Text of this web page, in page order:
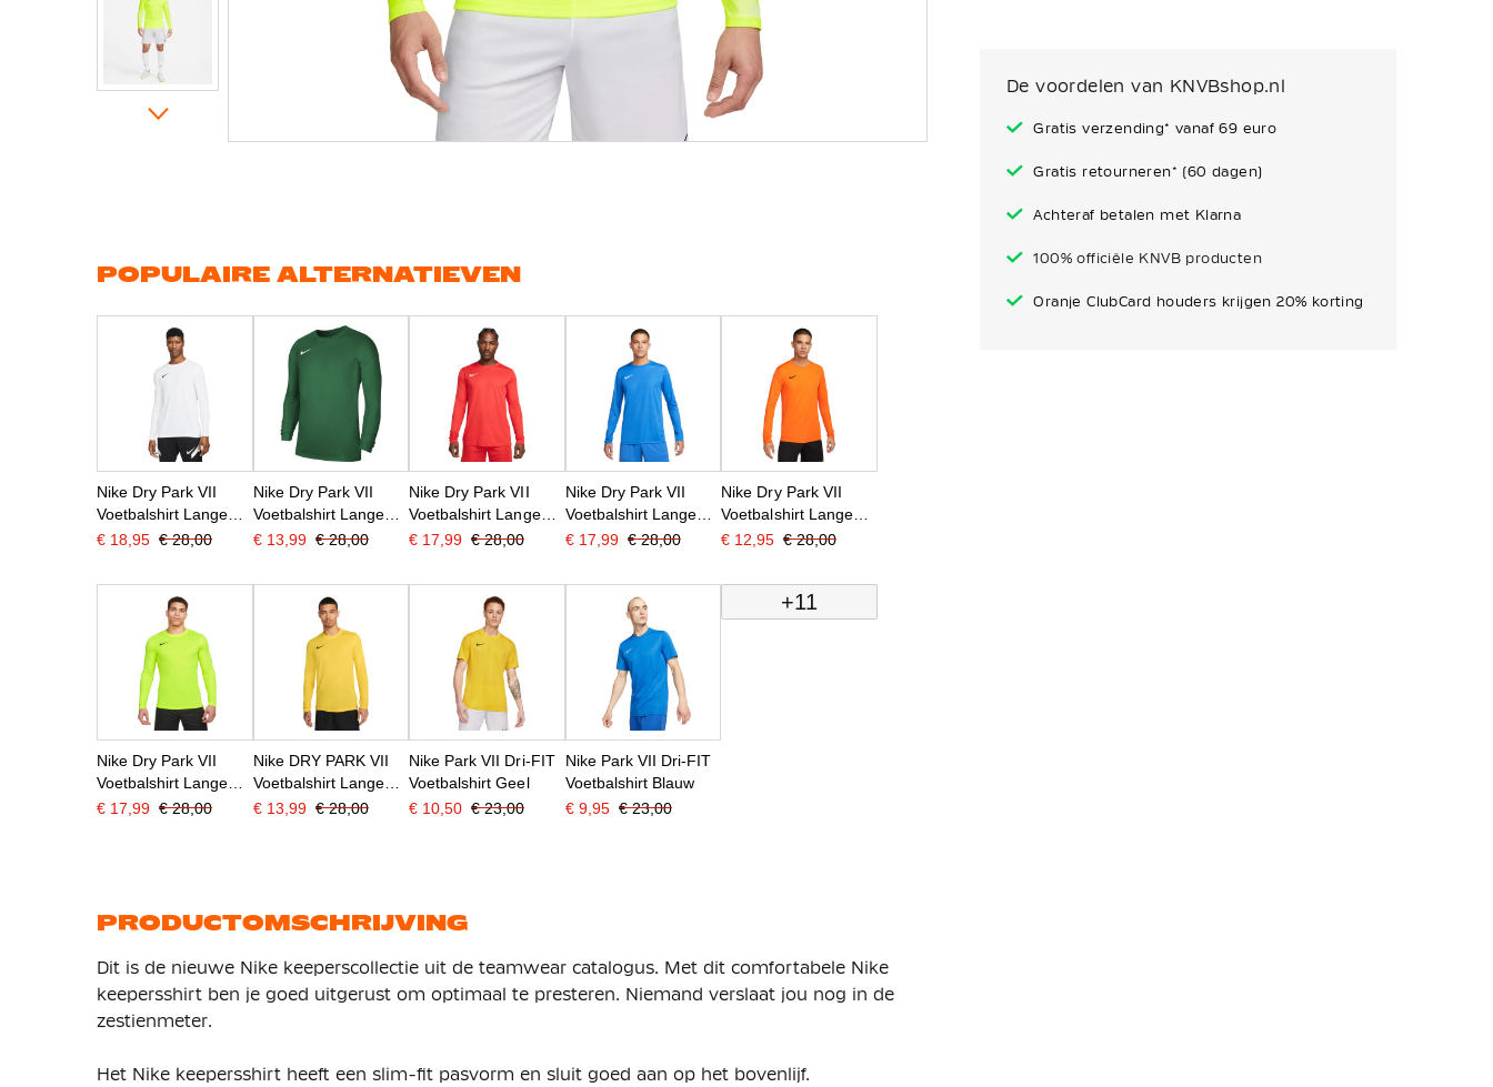
gallerij
De voordelen van KNVBshop.nl
Gratis verzending* vanaf 69 euro
Gratis retourneren* (60 dagen)
Achteraf betalen met Klarna
100% officiële KNVB producten
Oranje ClubCard houders krijgen 20% korting
POPULAIRE ALTERNATIEVEN
Nike Dry Park VII
Voetbalshirt Lange
Mouwen Wit
€ 18,95 € 28,00
Nike Dry Park VII
Voetbalshirt Lange
Mouwen Groen
€ 13,99 € 28,00
Nike Dry Park VII
Voetbalshirt Lange
Mouwen Rood
€ 17,99 € 28,00
Nike Dry Park VII
Voetbalshirt Lange
Mouwen Royal Blauw
€ 17,99 € 28,00
Nike Dry Park VII
Voetbalshirt Lange
Mouwen Oranje
€ 12,95 € 28,00
Nike Dry Park VII
Voetbalshirt Lange
Mouwen Geel
€ 17,99 € 28,00
Nike DRY PARK VII
Voetbalshirt Lange
Mouwen Geel Zwart
€ 13,99 € 28,00
Nike Park VII Dri-FIT
Voetbalshirt Geel
€ 10,50 € 23,00
Nike Park VII Dri-FIT
Voetbalshirt Blauw
€ 9,95 € 23,00
+11
PRODUCTOMSCHRIJVING
Dit is de nieuwe Nike keeperscollectie uit de teamwear catalogus. Met dit comfortabele Nike
keepersshirt ben je goed uitgerust om optimaal te presteren. Niemand verslaat jou nog in de
zestienmeter.
Het Nike keepersshirt heeft een slim-fit pasvorm en sluit goed aan op het bovenlijf.